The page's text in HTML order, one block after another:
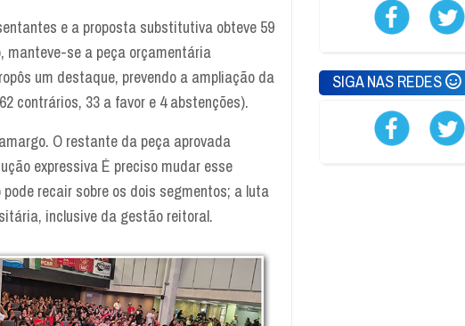
e a proposta substitutiva obteve 59
manteve-se a peça orçamentária
um destaque, prevendo a ampliação da
contrários, 33 a favor e 4 abstenções).
O restante da peça aprovada
expressiva É preciso mudar esse
recair sobre os dois segmentos; a luta
inclusive da gestão reitoral.
SIGA NAS REDES